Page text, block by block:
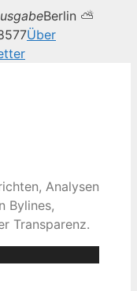
Berlin ⛅
Über
Analysen
Bylines,
Transparenz.